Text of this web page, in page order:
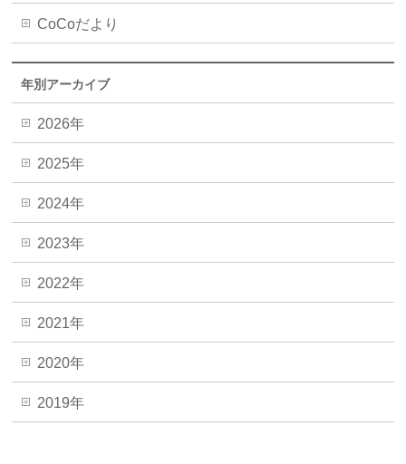
CoCoだより
年別アーカイブ
2026年
2025年
2024年
2023年
2022年
2021年
2020年
2019年